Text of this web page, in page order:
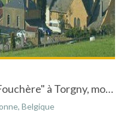
Gîte de Vigneron "Clos de la Fouchère" à Torgny, modulable pour 2à20 personnes
Belgique